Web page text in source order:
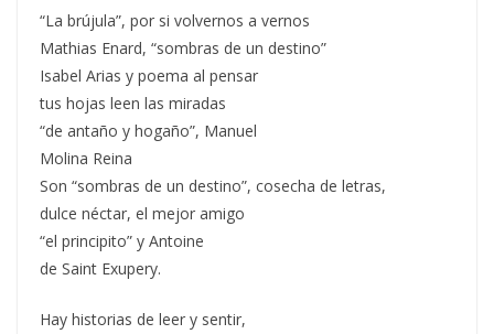
“La brújula”, por si volvernos a vernos
Mathias Enard, “sombras de un destino”
Isabel Arias y poema al pensar
tus hojas leen las miradas
“de antaño y hogaño”, Manuel
Molina Reina
Son “sombras de un destino”, cosecha de letras,
dulce néctar, el mejor amigo
“el principito” y Antoine
de Saint Exupery.
Hay historias de leer y sentir,